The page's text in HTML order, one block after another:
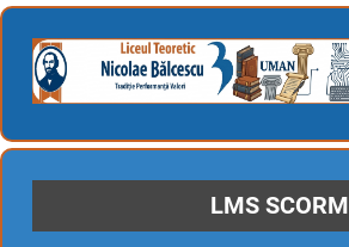
LMS SCORM